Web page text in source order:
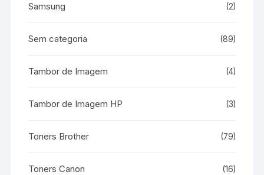
Samsung (2)
Sem categoria (89)
Tambor de Imagem (4)
Tambor de Imagem HP (3)
Toners Brother (79)
Toners Canon (16)